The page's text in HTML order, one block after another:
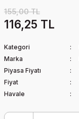
155,00 TL
116,25 TL
Kategori
Marka
Piyasa Fiyatı
Fiyat
Havale